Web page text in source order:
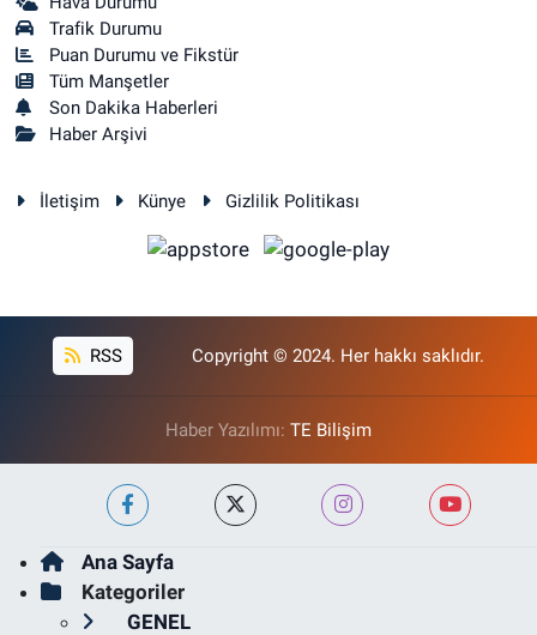
Trafik Durumu
Puan Durumu ve Fikstür
Tüm Manşetler
Son Dakika Haberleri
Haber Arşivi
İletişim Künye Gizlilik Politikası
RSS Copyright © 2024. Her hakkı saklıdır.
Haber Yazılımı: TE Bilişim
Ana Sayfa
Kategoriler
GENEL